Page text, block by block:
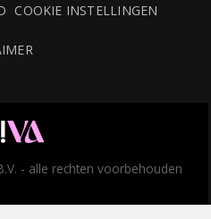
COOKIE INSTELLINGEN
- alle rechten voorbehouden